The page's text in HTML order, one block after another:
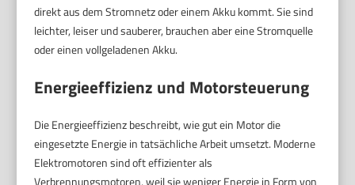
direkt aus dem Stromnetz oder einem Akku kommt. Sie sind
leichter, leiser und sauberer, brauchen aber eine Stromquelle
oder einen vollgeladenen Akku.
Energieeffizienz und Motorsteuerung
Die Energieeffizienz beschreibt, wie gut ein Motor die
eingesetzte Energie in tatsächliche Arbeit umsetzt. Moderne
Elektromotoren sind oft effizienter als
Verbrennungsmotoren, weil sie weniger Energie in Form von